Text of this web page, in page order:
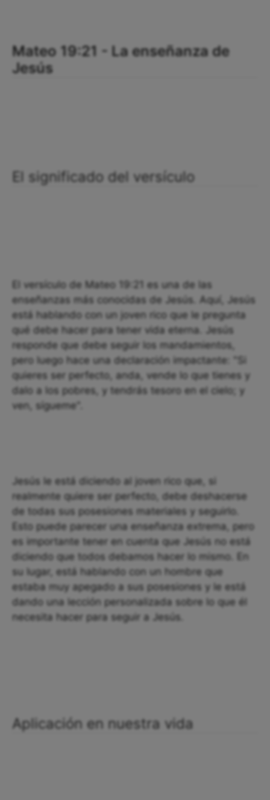
Mateo 19:21 - La enseñanza de
Jesús
El significado del versículo
El versículo de Mateo 19:21 es una de las
enseñanzas más conocidas de Jesús. Aquí, Jesús
está hablando con un joven rico que le pregunta
qué debe hacer para tener vida eterna. Jesús
responde que debe seguir los mandamientos,
pero luego hace una declaración impactante: "Si
quieres ser perfecto, anda, vende lo que tienes y
dalo a los pobres, y tendrás tesoro en el cielo; y
ven, sígueme".
Jesús le está diciendo al joven rico que, si
realmente quiere ser perfecto, debe deshacerse
de todas sus posesiones materiales y seguirlo.
Esto puede parecer una enseñanza extrema, pero
es importante tener en cuenta que Jesús no está
diciendo que todos debamos hacer lo mismo. En
su lugar, está hablando con un hombre que
estaba muy apegado a sus posesiones y le está
dando una lección personalizada sobre lo que él
necesita hacer para seguir a Jesús.
Aplicación en nuestra vida